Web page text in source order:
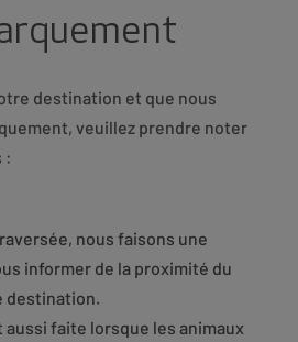
destination et que nous
veuillez prendre noter
:
nous faisons une
informer de la proximité du
destination.
aussi faite lorsque les animaux